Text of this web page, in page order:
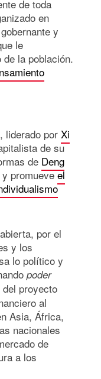
de toda
en
y
le
la población.
liderado por Xi
de su
de Deng
y promueveel
por el
y los
lo político y
poder
proyecto
al
Asia, África,
nacionales
de
a los